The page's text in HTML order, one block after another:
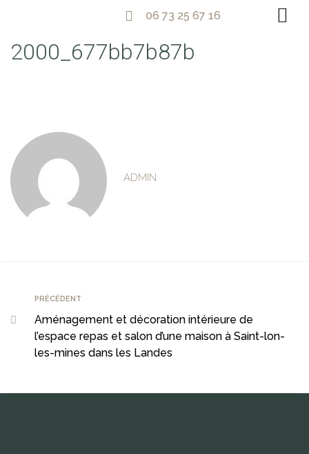
06 73 25 67 16
2000_677bb7b87b
ADMIN
PRÉCÉDENT
Aménagement et décoration intérieure de
l’espace repas et salon d’une maison à Saint-lon-
les-mines dans les Landes